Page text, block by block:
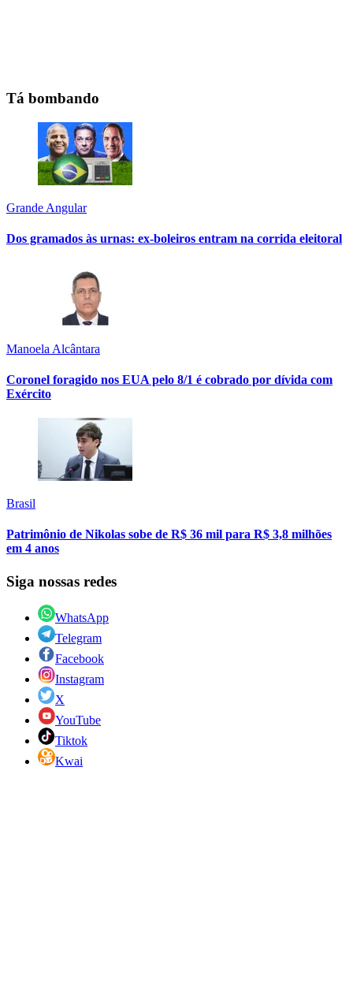
Tá bombando
Grande Angular
Dos gramados às urnas: ex-boleiros entram na corrida eleitoral
Manoela Alcântara
Coronel foragido nos EUA pelo 8/1 é cobrado por dívida com
Exército
Brasil
Patrimônio de Nikolas sobe de R$ 36 mil para R$ 3,8 milhões
em 4 anos
Siga nossas redes
WhatsApp
Telegram
Facebook
Instagram
X
YouTube
Tiktok
Kwai